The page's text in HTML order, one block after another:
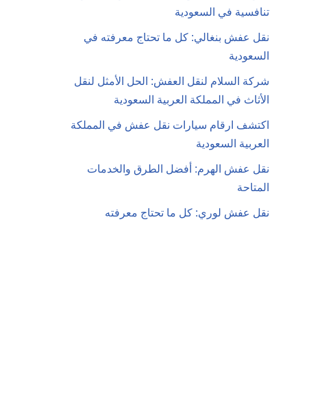
تنافسية في السعودية
نقل عفش بنغالي: كل ما تحتاج معرفته في
السعودية
شركة السلام لنقل العفش: الحل الأمثل لنقل
الأثاث في المملكة العربية السعودية
اكتشف ارقام سيارات نقل عفش في المملكة
العربية السعودية
نقل عفش الهرم: أفضل الطرق والخدمات
المتاحة
نقل عفش لوري: كل ما تحتاج معرفته